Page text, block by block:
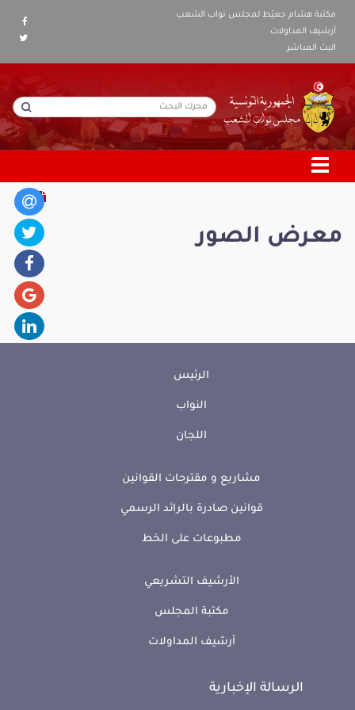
مكتبة هشام جعيّط لمجلس نواب الشعب
أرشيف المداولات
البث المباشر
معرض الصور
الرئيس
النواب
اللجان
مشاريع و مقترحات القوانين
قوانين صادرة بالرائد الرسمي
مطبوعات على الخط
الأرشيف التشريعي
مكتبة المجلس
أرشيف المداولات
الرسالة الإخبارية